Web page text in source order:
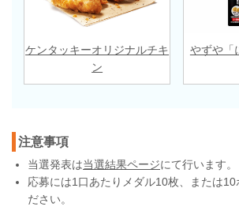
ケンタッキーオリジナルチキ
ン
やずや「
注意事項
当選発表は当選結果ページにて行います。
応募には1口あたりメダル10枚、または10
ださい。